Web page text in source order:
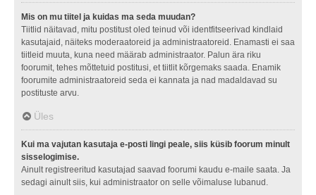
Mis on mu tiitel ja kuidas ma seda muudan?
Tiitlid näitavad, mitu postitust oled teinud või identfitseerivad kindlaid
kasutajaid, näiteks moderaatoreid ja administraatoreid. Enamasti ei saa
tiitleid muuta, kuna need määrab administraator. Palun ära riku
foorumit, tehes mõttetuid postitusi, et tiitlit kõrgemaks saada. Enamik
foorumite administraatoreid seda ei kannata ja nad madaldavad su
postituste arvu.
Üles
Kui ma vajutan kasutaja e-posti lingi peale, siis küsib foorum minult
sisselogimise.
Ainult registreeritud kasutajad saavad foorumi kaudu e-maile saata. Ja
sedagi ainult siis, kui administraator on selle võimaluse lubanud.